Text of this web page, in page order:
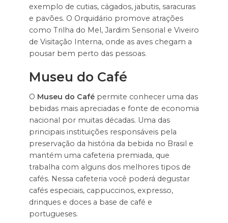
exemplo de cutias, cágados, jabutis, saracuras
e pavões. O Orquidário promove atrações
como Trilha do Mel, Jardim Sensorial e Viveiro
de Visitação Interna, onde as aves chegam a
pousar bem perto das pessoas.
Museu do Café
O Museu do Cafépermite conhecer uma das
bebidas mais apreciadas e fonte de economia
nacional por muitas décadas. Uma das
principais instituições responsáveis pela
preservação da história da bebida no Brasil e
mantém uma cafeteria premiada, que
trabalha com alguns dos melhores tipos de
cafés. Nessa cafeteria você poderá degustar
cafés especiais, cappuccinos, expresso,
drinques e doces a base de café e
portugueses.